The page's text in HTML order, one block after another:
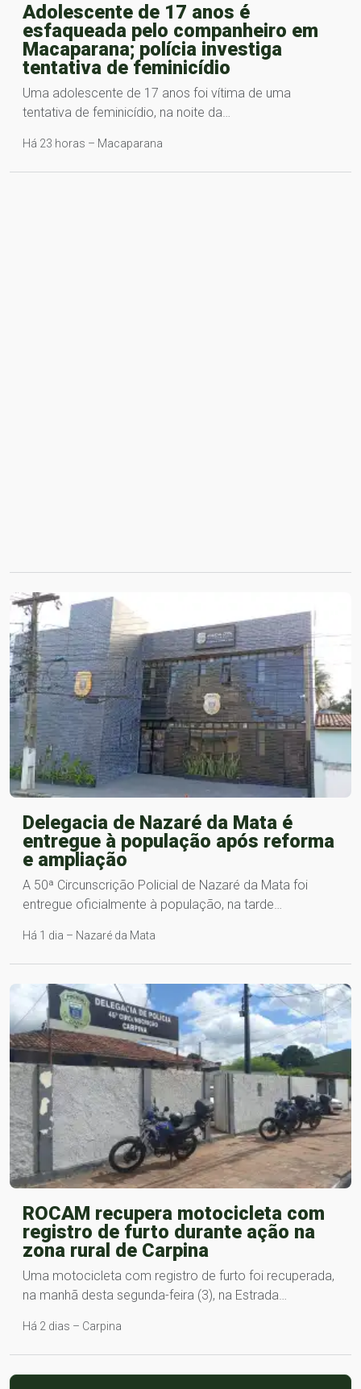
Adolescente de 17 anos é
esfaqueada pelo companheiro em
Macaparana; polícia investiga
tentativa de feminicídio
Uma adolescente de 17 anos foi vítima de uma
tentativa de feminicídio, na noite da…
Há 23 horas – Macaparana
Delegacia de Nazaré da Mata é
entregue à população após reforma
e ampliação
A 50ª Circunscrição Policial de Nazaré da Mata foi
entregue oficialmente à população, na tarde…
Há 1 dia – Nazaré da Mata
ROCAM recupera motocicleta com
registro de furto durante ação na
zona rural de Carpina
Uma motocicleta com registro de furto foi recuperada,
na manhã desta segunda-feira (3), na Estrada…
Há 2 dias – Carpina